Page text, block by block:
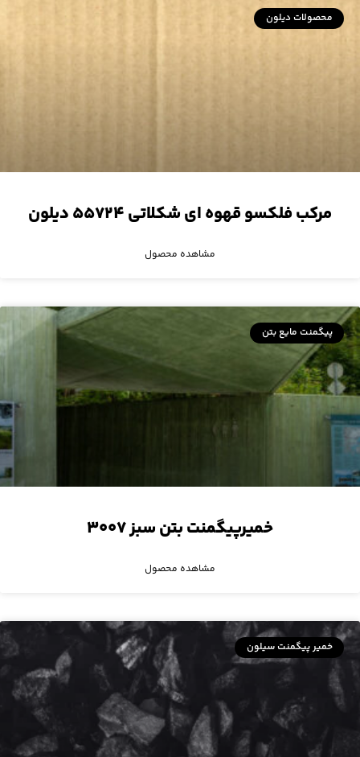
محصولات دیلون
مرکب فلکسو قهوه ای شکلاتی ۵۵۷۲۴ دیلون
مشاهده محصول
پیگمنت مایع بتن
خمیرپیگمنت بتن سبز ۳۰۰۷
مشاهده محصول
خمیر پیگمنت سیلون